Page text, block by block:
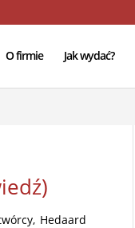
on line94
O firmie Jak wydać?
Hedaard